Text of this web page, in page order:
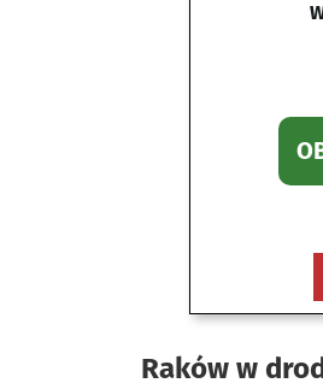
Raków w